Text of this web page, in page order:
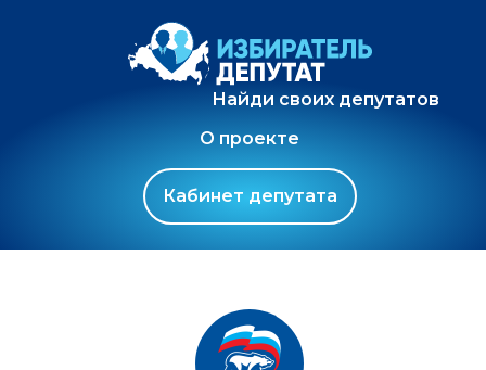
Найди своих депутатов
О проекте
Кабинет депутата